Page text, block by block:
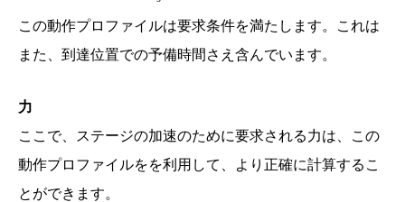
この動作プロファイルは要求条件を満たします。これは
また、到達位置での予備時間さえ含んでいます。
力
ここで、ステージの加速のために要求される力は、この
動作プロファイルをを利用して、より正確に計算するこ
とができます。